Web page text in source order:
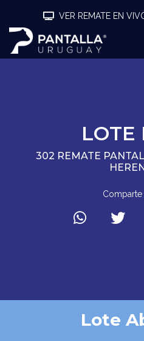
VER REMATE EN
LOTE
302 REMATE
Lote